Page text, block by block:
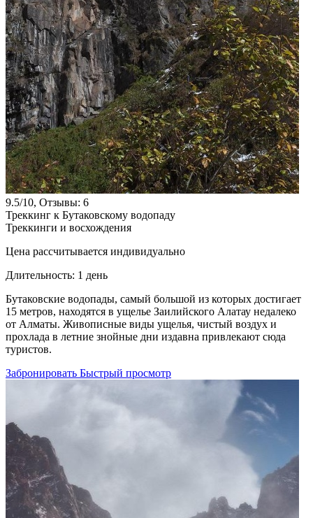
9.5/10, Отзывы: 6
Треккинг к Бутаковскому водопаду
Треккинги и восхождения
Цена рассчитывается индивидуально
Длительность: 1 день
Бутаковские водопады, самый большой из которых достигает
15 метров, находятся в ущелье Заилийского Алатау недалеко
от Алматы. Живописные виды ущелья, чистый воздух и
прохлада в летние знойные дни издавна привлекают сюда
туристов.
Забронировать Быстрый просмотр